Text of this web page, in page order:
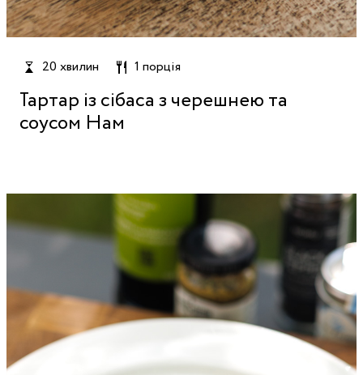
20 хвилин 1 порція
Тартар із сібаса з черешнею та
соусом Нам